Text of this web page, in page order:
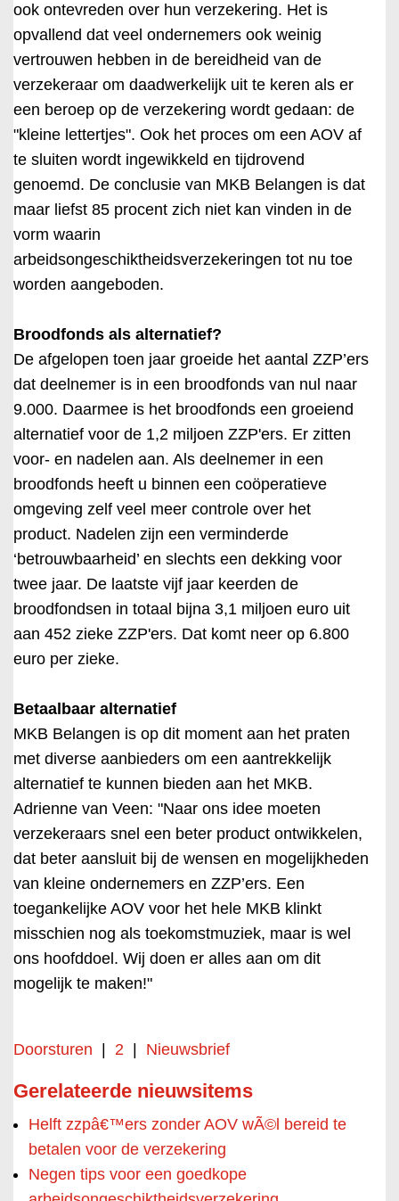
ook ontevreden over hun verzekering. Het is
opvallend dat veel ondernemers ook weinig
vertrouwen hebben in de bereidheid van de
verzekeraar om daadwerkelijk uit te keren als er
een beroep op de verzekering wordt gedaan: de
"kleine lettertjes". Ook het proces om een AOV af
te sluiten wordt ingewikkeld en tijdrovend
genoemd. De conclusie van MKB Belangen is dat
maar liefst 85 procent zich niet kan vinden in de
vorm waarin
arbeidsongeschiktheidsverzekeringen tot nu toe
worden aangeboden.
Broodfonds als alternatief?
De afgelopen toen jaar groeide het aantal ZZP’ers
dat deelnemer is in een broodfonds van nul naar
9.000. Daarmee is het broodfonds een groeiend
alternatief voor de 1,2 miljoen ZZP'ers. Er zitten
voor- en nadelen aan. Als deelnemer in een
broodfonds heeft u binnen een coöperatieve
omgeving zelf veel meer controle over het
product. Nadelen zijn een verminderde
‘betrouwbaarheid’ en slechts een dekking voor
twee jaar. De laatste vijf jaar keerden de
broodfondsen in totaal bijna 3,1 miljoen euro uit
aan 452 zieke ZZP'ers. Dat komt neer op 6.800
euro per zieke.
Betaalbaar alternatief
MKB Belangen is op dit moment aan het praten
met diverse aanbieders om een aantrekkelijk
alternatief te kunnen bieden aan het MKB.
Adrienne van Veen: "Naar ons idee moeten
verzekeraars snel een beter product ontwikkelen,
dat beter aansluit bij de wensen en mogelijkheden
van kleine ondernemers en ZZP’ers. Een
toegankelijke AOV voor het hele MKB klinkt
misschien nog als toekomstmuziek, maar is wel
ons hoofddoel. Wij doen er alles aan om dit
mogelijk te maken!"
Doorsturen 2 Nieuwsbrief
Gerelateerde nieuwsitems
Helft zzpâ€™ers zonder AOV wÃ©l bereid te
betalen voor de verzekering
Negen tips voor een goedkope